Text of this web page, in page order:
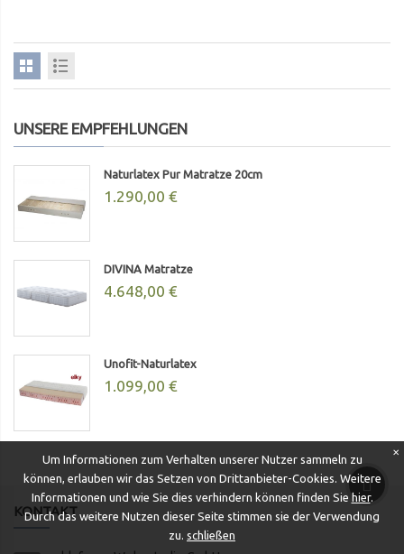
UNSERE EMPFEHLUNGEN
Naturlatex Pur Matratze 20cm
1.290,00 €
DIVINA Matratze
4.648,00 €
Unofit-Naturlatex
1.099,00 €
KONTAKT
✕
Um Informationen zum Verhalten unserer Nutzer sammeln zu
können, erlauben wir das Setzen von Drittanbieter-Cookies. Weitere
Informationen und wie Sie dies verhindern können finden Sie hier.
Durch das weitere Nutzen dieser Seite stimmen sie der Verwendung
zu. schließen